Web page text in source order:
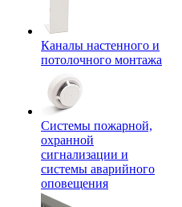
Каналы настенного и
потолочного монтажа
Системы пожарной,
охранной
сигнализации и
системы аварийного
оповещения